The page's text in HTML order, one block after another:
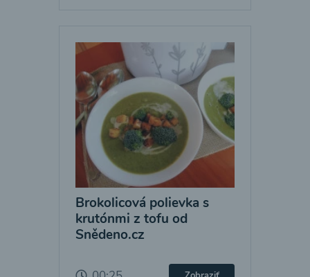
Brokolicová polievka s
krutónmi z tofu od
Snědeno.cz